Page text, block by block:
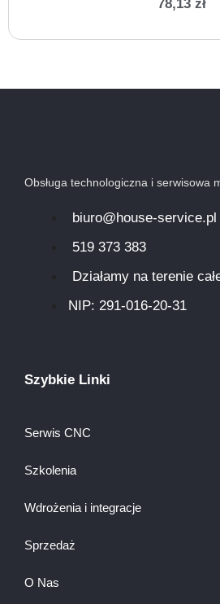
78,13 zł
Obsługa technologiczna i serwisowa
biuro@house-service.pl
519 373 383
Działamy na terenie
NIP: 291-016-20-31​
Szybkie Linki
Serwis CNC
Szkolenia
Wdrożenia i integracje
Sprzedaż
O Nas